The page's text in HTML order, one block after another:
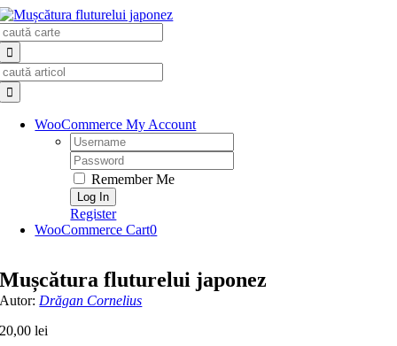
Skip
to
content
WooCommerce My Account
Username:
Password:
Remember Me
Register
WooCommerce Cart0
Mușcătura fluturelui japonez
Autor: Drăgan Cornelius
20,00lei